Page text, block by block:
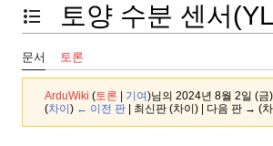
목차 토글 토양 수분 센서
문서 토론
ArduWiki (토론 | 기여)님의 2024년 8월 2일 (금
(차이) ← 이전 판 | 최신판 (차이) | 다음 판 → (